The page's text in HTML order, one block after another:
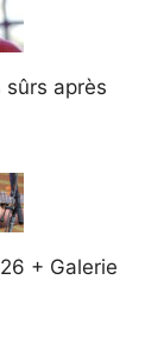
après
+ Galerie